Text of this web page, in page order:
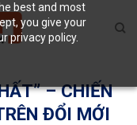
best and most
you give your
privacy policy.
– CHIẾN
ĐỔI MỚI